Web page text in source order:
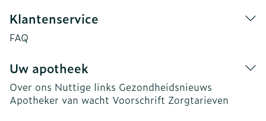
Klantenservice
FAQ
Uw apotheek
Over ons Nuttige links Gezondheidsnieuws
Apotheker van wacht Voorschrift Zorgtarieven